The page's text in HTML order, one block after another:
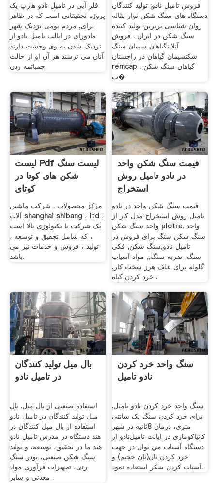
فلز آبی در تامیل نادو هارپ یک
پروژه تحقیقاتی است که در ظاهر
برای, مردم بومی نزدیک شهر
مادورای در ایالت تامیل نادو از
نزدیک شدن به وی وحشت دارند
آنان می ترسند هر آن او از حالت
چمباتمه زدن,
فروش تامیل نادو; تولید کنندگان
دستگاه های سنگ شکن نوار نقاله
روان شناسی برترین تولید کننده
سنگ شکن در ایران . فروش
آنلاینگیاهان سیمان سنگ
شکنسیمان گیاهان در راجستان
remcap . گیاهان سنگ شکن
ب�
لیست Pdf لیست سنگ
شکن های کوتا در
کوتای
مرکز محصولات . شرکت ماشین
آلات shanghai shibang ، ltd ،
یک شرکت با تکنولوژی بالا است
، که شامل تحقیق و توسعه ،
تولید ، فروش و خدمات نیز می
باشد.
قیمت سنگ شکن واحد
در نادو تامیل روش
استخراج
قیمت سنگ شکن واحد در نادو
تامیل روش استخراج مدل کار از
واحد سنگ شکن plotre. واحد
سنگ شکن سنگ برای فروش در
تامیل نادو,سنگ شکن, فکی
سنگ, ضربه سنگ,, مواد آسیاب
گلوله برای علف هرز سخت کار,
خرد کردن گیاه .
بال میل تولید کنندگان
در تامیل نادو
استفاده صنعتی از بال میل. بال
میل تولید کنندگان در تامیل نادو
استفاده از بال میل کنندگان در
هند دستگاه در مدرس تامیل نادو
هند ما در تحقیق، توسعه، و تولید
سنگ شکن صنعتی، پودر سنگ
زنی، تجهیزات فرآوری مواد
معدنی و سایر .
سنگ واحد خرد کردن
نادو تامیل
سنگ واحد خرد کردن نادو تامیل.
برای خرد کردن سنگ یک سانتی
متری، درمان 8ثانیه در شهر
کانیاکوماری در ایالت تامیل‌نادو از
دستگاه آسیاب مي توان در جهت
خرد كردن نان(نان حجیم) و
آسياب كردن شكر استفاده نمود.